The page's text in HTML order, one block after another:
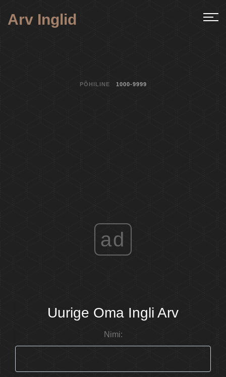
Arv Inglid
PÕHILINE 1000-9999
ad
Uurige Oma Ingli Arv
Nimi: